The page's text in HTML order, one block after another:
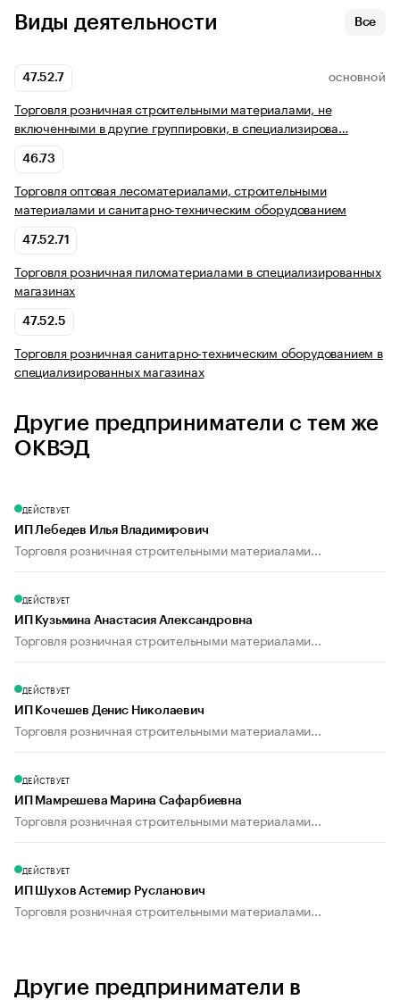
Виды деятельности Все
47.52.7 ОСНОВНОЙ
Торговля розничная строительными материалами, не
включенными в другие группировки, в специализирова…
46.73
Торговля оптовая лесоматериалами, строительными
материалами и санитарно-техническим оборудованием
47.52.71
Торговля розничная пиломатериалами в специализированных
магазинах
47.52.5
Торговля розничная санитарно-техническим оборудованием в
специализированных магазинах
Другие предприниматели с тем же
ОКВЭД
ДЕЙСТВУЕТ
ИП Лебедев Илья Владимирович
Торговля розничная строительными материалами...
ДЕЙСТВУЕТ
ИП Кузьмина Анастасия Александровна
Торговля розничная строительными материалами...
ДЕЙСТВУЕТ
ИП Кочешев Денис Николаевич
Торговля розничная строительными материалами...
ДЕЙСТВУЕТ
ИП Мамрешева Марина Сафарбиевна
Торговля розничная строительными материалами...
ДЕЙСТВУЕТ
ИП Шухов Астемир Русланович
Торговля розничная строительными материалами...
Другие предприниматели в